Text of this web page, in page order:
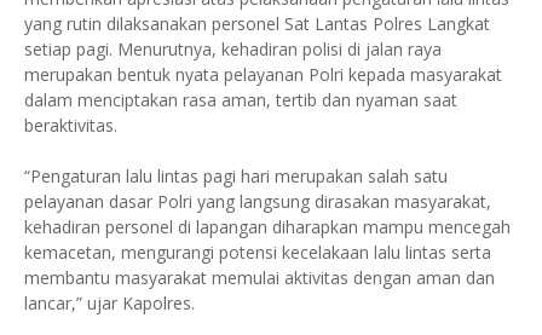
yang rutin dilaksanakan personel Sat Lantas Polres Langkat
setiap pagi. Menurutnya, kehadiran polisi di jalan raya
merupakan bentuk nyata pelayanan Polri kepada masyarakat
dalam menciptakan rasa aman, tertib dan nyaman saat
beraktivitas.
“Pengaturan lalu lintas pagi hari merupakan salah satu
pelayanan dasar Polri yang langsung dirasakan masyarakat,
kehadiran personel di lapangan diharapkan mampu mencegah
kemacetan, mengurangi potensi kecelakaan lalu lintas serta
membantu masyarakat memulai aktivitas dengan aman dan
lancar,” ujar Kapolres.